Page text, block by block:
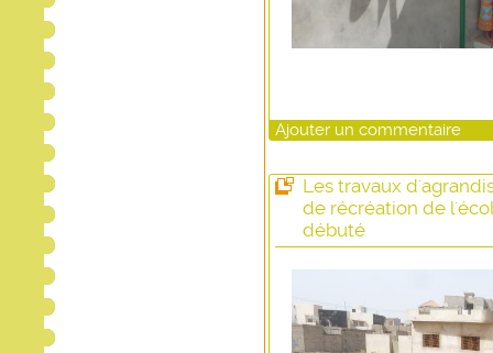
Ajouter un commentaire
Les travaux
de récréation de
débuté